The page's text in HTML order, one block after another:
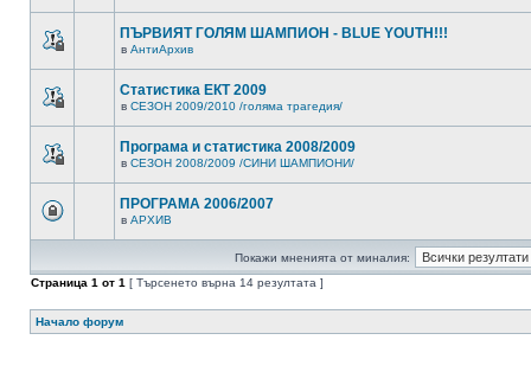
ПЪРВИЯТ ГОЛЯМ ШАМПИОН - BLUE YOUTH!!!
в АнтиАрхив
Статистика ЕКТ 2009
в СЕЗОН 2009/2010 /голяма трагедия/
Програма и статистика 2008/2009
в СЕЗОН 2008/2009 /СИНИ ШАМПИОНИ/
ПРОГРАМА 2006/2007
в АРХИВ
Покажи мненията от миналия:
Страница 1 от 1 [ Търсенето върна 14 резултата ]
Начало форум